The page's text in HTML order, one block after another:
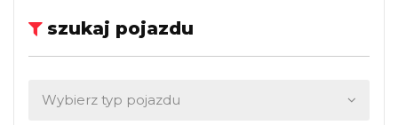
szukaj pojazdu